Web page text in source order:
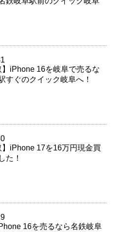
】iPhone 16を岐阜で売るな
すぐのクイック岐阜へ！
】iPhone 17を16万円現金買
た！
16を売るなら名鉄岐阜